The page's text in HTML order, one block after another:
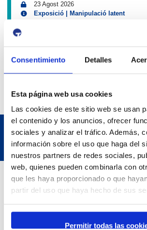
Consentimiento Detalles
Esta página web usa cookies
Las cookies de este sitio web se usan
el contenido y los anuncios, ofrecer
sociales y analizar el tráfico. Además,
información sobre el uso que haga del
nuestros partners de redes sociales,
web, quienes pueden combinarla con
que les haya proporcionado o que
partir del uso que haya hecho de sus
Permitir todas las
23 Agost 2026
Exposició | Manipulació latent
Inscripcions a PortAutors/es 2026
Dades de Contacte
Adreça
Passeig de l'Escullera s/n,